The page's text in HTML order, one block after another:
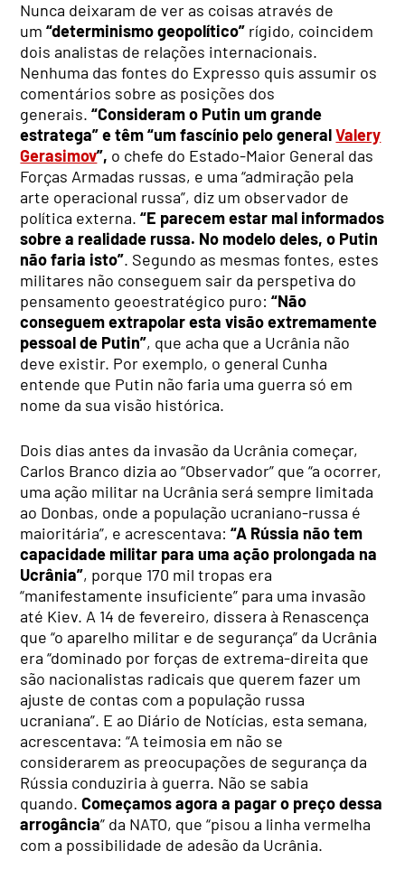
Nunca deixaram de ver as coisas através de
um“determinismo geopolítico” rígido, coincidem
dois analistas de relações internacionais.
Nenhuma das fontes do Expresso quis assumir os
comentários sobre as posições dos
generais.“Consideram o Putin um grande
estratega” e têm “um fascínio pelo generalValery
Gerasimov”, o chefe do Estado-Maior General das
Forças Armadas russas, e uma “admiração pela
arte operacional russa”, diz um observador de
política externa.“E parecem estar mal informados
sobre a realidade russa. No modelo deles, o Putin
não faria isto”. Segundo as mesmas fontes, estes
militares não conseguem sair da perspetiva do
pensamento geoestratégico puro:“Não
conseguem extrapolar esta visão extremamente
pessoal de Putin”, que acha que a Ucrânia não
deve existir. Por exemplo, o general Cunha
entende que Putin não faria uma guerra só em
nome da sua visão histórica.
Dois dias antes da invasão da Ucrânia começar,
Carlos Branco dizia ao “Observador” que “a ocorrer,
uma ação militar na Ucrânia será sempre limitada
ao Donbas, onde a população ucraniano-russa é
maioritária”, e acrescentava:“A Rússia não tem
capacidade militar para uma ação prolongada na
Ucrânia”, porque 170 mil tropas era
“manifestamente insuficiente” para uma invasão
até Kiev. A 14 de fevereiro, dissera à Renascença
que “o aparelho militar e de segurança” da Ucrânia
era “dominado por forças de extrema-direita que
são nacionalistas radicais que querem fazer um
ajuste de contas com a população russa
ucraniana”. E ao Diário de Notícias, esta semana,
acrescentava: “A teimosia em não se
considerarem as preocupações de segurança da
Rússia conduziria à guerra. Não se sabia
quando.Começamos agora a pagar o preço dessa
arrogância” da NATO, que “pisou a linha vermelha
com a possibilidade de adesão da Ucrânia.